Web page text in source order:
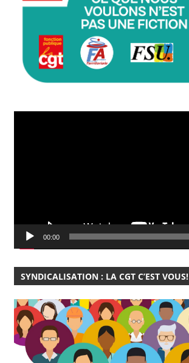
00:00
SYNDICALISATION : LA CGT C’EST VOUS!